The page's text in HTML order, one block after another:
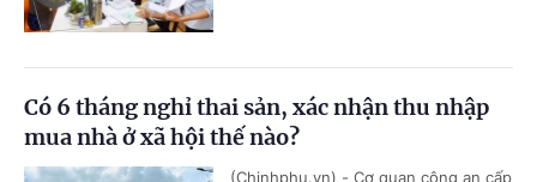
Có 6 tháng nghỉ thai sản, xác nhận thu nhập
mua nhà ở xã hội thế nào?
(Chinhphu.vn) - Cơ quan công an cấp